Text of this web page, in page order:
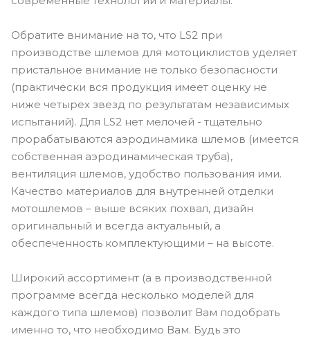
Обратите внимание на то, что LS2 при
производстве шлемов для мотоциклистов уделяет
пристальное внимание не только безопасности
(практически вся продукция имеет оценку не
ниже четырех звезд по результатам независимых
испытаний). Для LS2 нет мелочей - тщательно
прорабатываются аэродинамика шлемов (имеется
собственная аэродинамическая труба),
вентиляция шлемов, удобство пользования ими.
Качество материалов для внутренней отделки
мотошлемов – выше всяких похвал, дизайн
оригинальный и всегда актуальный, а
обеспеченность комплектующими – на высоте.
Широкий ассортимент (а в производственной
программе всегда несколько моделей для
каждого типа шлемов) позволит Вам подобрать
именно то, что необходимо Вам. Будь это